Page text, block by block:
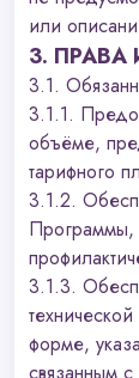
или
3.
3.1.
3.1.1.
объёме,
тарифного
3.1.2.
Программы,
3.1.3.
форме,